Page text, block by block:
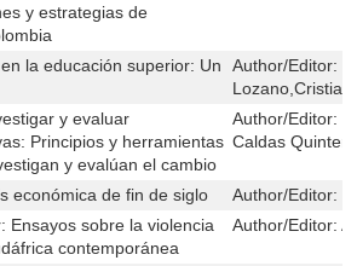
y estrategias de
la educación superior: Un
Author/Editor:
y evaluar
Principios y herramientas
y evalúan el cambio
Author/Editor:
Caldas Quintero
económica de fin de siglo Author/Editor:
Ensayos sobre la violencia
contemporánea
Author/Editor: